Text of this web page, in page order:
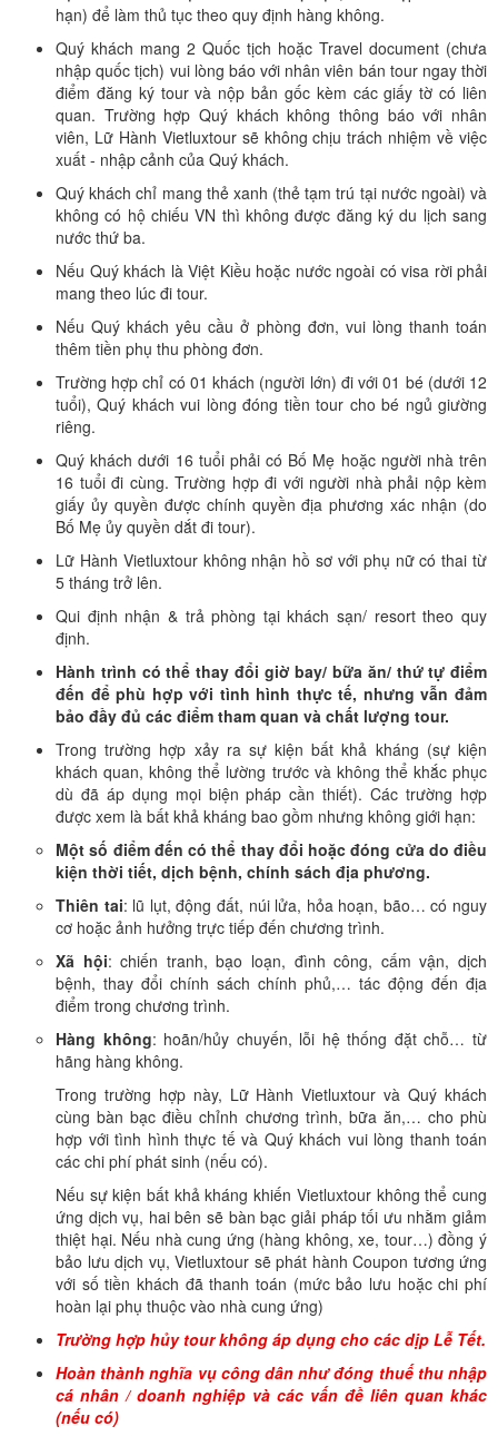
hạn) để làm thủ tục theo quy định hàng không.
Quý khách mang 2 Quốc tịch hoặc Travel document (chưa
nhập quốc tịch) vui lòng báo với nhân viên bán tour ngay thời
điểm đăng ký tour và nộp bản gốc kèm các giấy tờ có liên
quan. Trường hợp Quý khách không thông báo với nhân
viên, Lữ Hành Vietluxtour sẽ không chịu trách nhiệm về việc
xuất - nhập cảnh của Quý khách.
Quý khách chỉ mang thẻ xanh (thẻ tạm trú tại nước ngoài) và
không có hộ chiếu VN thì không được đăng ký du lịch sang
nước thứ ba.
Nếu Quý khách là Việt Kiều hoặc nước ngoài có visa rời phải
mang theo lúc đi tour.
Nếu Quý khách yêu cầu ở phòng đơn, vui lòng thanh toán
thêm tiền phụ thu phòng đơn.
Trường hợp chỉ có 01 khách (người lớn) đi với 01 bé (dưới 12
tuổi), Quý khách vui lòng đóng tiền tour cho bé ngủ giường
riêng.
Quý khách dưới 16 tuổi phải có Bố Mẹ hoặc người nhà trên
16 tuổi đi cùng. Trường hợp đi với người nhà phải nộp kèm
giấy ủy quyền được chính quyền địa phương xác nhận (do
Bố Mẹ ủy quyền dắt đi tour).
Lữ Hành Vietluxtour không nhận hồ sơ với phụ nữ có thai từ
5 tháng trở lên.
Qui định nhận & trả phòng tại khách sạn/ resort theo quy
định.
Hành trình có thể thay đổi giờ bay/ bữa ăn/ thứ tự điểm
đến để phù hợp với tình hình thực tế, nhưng vẫn đảm
bảo đầy đủ các điểm tham quan và chất lượng tour.
Trong trường hợp xảy ra sự kiện bất khả kháng (sự kiện
khách quan, không thể lường trước và không thể khắc phục
dù đã áp dụng mọi biện pháp cần thiết). Các trường hợp
được xem là bất khả kháng bao gồm nhưng không giới hạn:
Một số điểm đến có thể thay đổi hoặc đóng cửa do điều
kiện thời tiết, dịch bệnh, chính sách địa phương.
Thiên tai: lũ lụt, động đất, núi lửa, hỏa hoạn, bão… có nguy
cơ hoặc ảnh hưởng trực tiếp đến chương trình.
Xã hội: chiến tranh, bạo loạn, đình công, cấm vận, dịch
bệnh, thay đổi chính sách chính phủ,… tác động đến địa
điểm trong chương trình.
Hàng không: hoãn/hủy chuyến, lỗi hệ thống đặt chỗ… từ
hãng hàng không.
Trong trường hợp này, Lữ Hành Vietluxtour và Quý khách
cùng bàn bạc điều chỉnh chương trình, bữa ăn,… cho phù
hợp với tình hình thực tế và Quý khách vui lòng thanh toán
các chi phí phát sinh (nếu có).
Nếu sự kiện bất khả kháng khiến Vietluxtour không thể cung
ứng dịch vụ, hai bên sẽ bàn bạc giải pháp tối ưu nhằm giảm
thiệt hại. Nếu nhà cung ứng (hàng không, xe, tour…) đồng ý
bảo lưu dịch vụ, Vietluxtour sẽ phát hành Coupon tương ứng
với số tiền khách đã thanh toán (mức bảo lưu hoặc chi phí
hoàn lại phụ thuộc vào nhà cung ứng)
Trường hợp hủy tour không áp dụng cho các dịp Lễ Tết.
Hoàn thành nghĩa vụ công dân như đóng thuế thu nhập
cá nhân / doanh nghiệp và các vấn đề liên quan khác
(nếu có)